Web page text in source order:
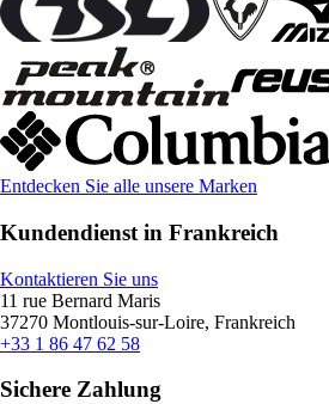
Entdecken Sie alle unsere Marken
Kundendienst in Frankreich
Kontaktieren Sie uns
11 rue Bernard Maris
37270 Montlouis-sur-Loire, Frankreich
+33 1 86 47 62 58
Sichere Zahlung